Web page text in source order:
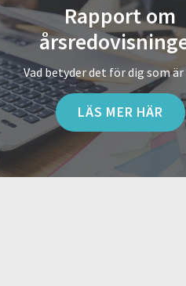
Rapport om
Vad betyder det för dig som är
LÄS MER HÄR